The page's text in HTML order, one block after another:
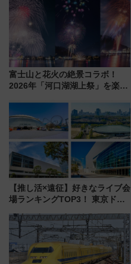
代が一日中楽しる夏のリゾート
を楽しんで
富士山と花火の絶景コラボ！
2026年「河口湖湖上祭」を楽し
【推し活×遠征】好きなライブ会
場ランキングTOP3！ 東京ドー
由と交通アクセス術、ライブ会
場に何を求める？